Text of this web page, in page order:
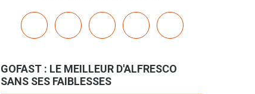
linkedinyoutubebluesky mastodon
GOFAST : LE MEILLEUR D'ALFRESCO
SANS SES FAIBLESSES